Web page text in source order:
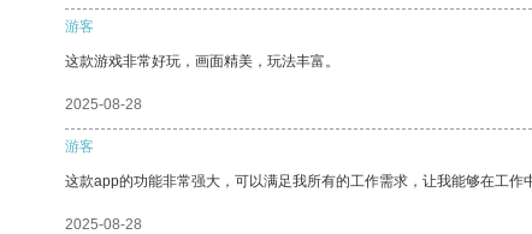
游客
这款游戏非常好玩，画面精美，玩法丰富。
2025-08-28
游客
这款app的功能非常强大，可以满足我所有的工作需求，让我能够在工作
2025-08-28